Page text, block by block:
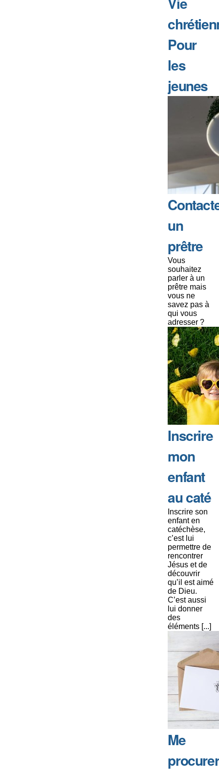
Pour
les
jeunes
un
prêtre
Vous
souhaitez
parler à un
prêtre mais
vous ne
savez pas à
qui vous
adresser ?
Inscrire
mon
enfant
au caté
Inscrire son
enfant en
catéchèse,
c’est lui
permettre de
rencontrer
Jésus et de
découvrir
qu’il est aimé
de Dieu.
C’est aussi
lui donner
des
éléments [...]
Me
procurer